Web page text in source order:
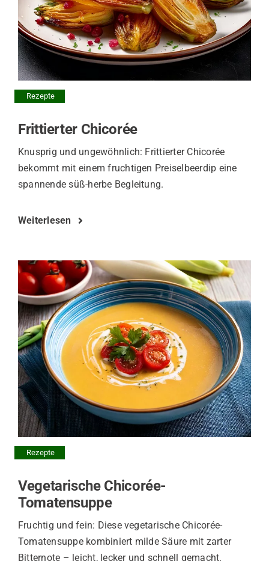
Rezepte
Frittierter Chicorée
Knusprig und ungewöhnlich: Frittierter Chicorée
bekommt mit einem fruchtigen Preiselbeerdip eine
spannende süß-herbe Begleitung.
Weiterlesen
Rezepte
Vegetarische Chicorée-
Tomatensuppe
Fruchtig und fein: Diese vegetarische Chicorée-
Tomatensuppe kombiniert milde Säure mit zarter
Bitternote – leicht, lecker und schnell gemacht.